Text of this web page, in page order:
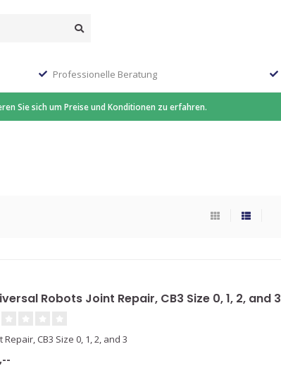
Professionelle Beratung
Sie sich um Preise und Konditionen zu erfahren.
Robots Joint Repair, CB3 Size 0, 1, 2, and 3
Repair, CB3 Size 0, 1, 2, and 3